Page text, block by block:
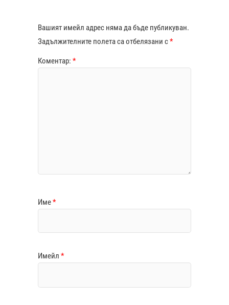
Вашият имейл адрес няма да бъде публикуван.
Задължителните полета са отбелязани с*
Коментар: *
Име*
Имейл *